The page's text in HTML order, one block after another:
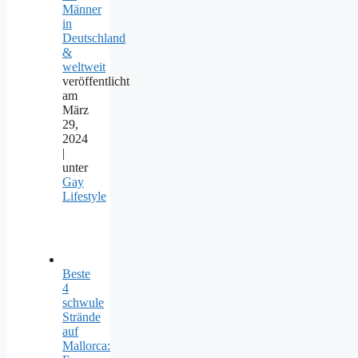
Männer
in
Deutschland
&
weltweit
veröffentlicht
am
März
29,
2024
|
unter
Gay
Lifestyle
Beste
4
schwule
Strände
auf
Mallorca: